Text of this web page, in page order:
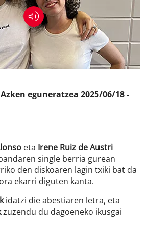
Azken eguneratzea 2025/06/18 -
eta Irene Ruiz de Austri
single berria gurean
den diskoaren lagin txiki bat da
ekarri diguten kanta.
idatzi die abestiaren letra, eta
zuzendu du dagoeneko ikusgai